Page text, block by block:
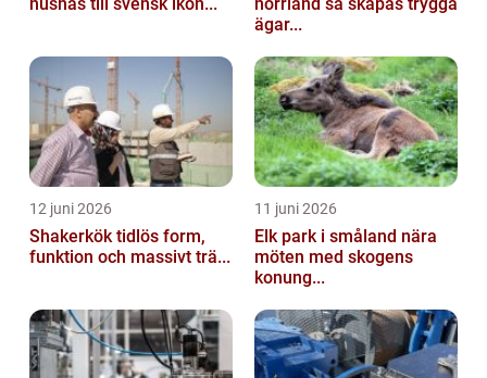
ägar...
12 juni 2026
Shakerkök tidlös form,
funktion och massivt trä...
11 juni 2026
Elk park i småland nära
möten med skogens
konung...